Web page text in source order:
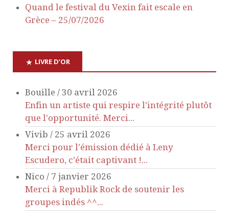
Quand le festival du Vexin fait escale en
Grèce – 25/07/2026
LIVRE D’OR
Bouille / 30 avril 2026
Enfin un artiste qui respire l'intégrité plutôt
que l'opportunité. Merci...
Vivib / 25 avril 2026
Merci pour l'émission dédié à Leny
Escudero, c'était captivant !...
Nico / 7 janvier 2026
Merci à Republik Rock de soutenir les
groupes indés ^^...